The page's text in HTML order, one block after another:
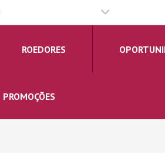
ROEDORES
PROMOÇÕES